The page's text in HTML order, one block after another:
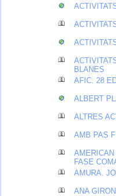
BLANES
AFIC. 28
ALBERT
ALTRES
AMB PAS
FASE
AMURA.
ANA